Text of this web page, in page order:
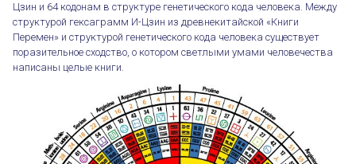
Цзин и 64 кодонам в структуре генетического кода человека. Между
структурой гексаграмм И-Цзин из древнекитайской «Книги
Перемен» и структурой генетического кода человека существует
поразительное сходство, о котором светлыми умами человечества
написаны целые книги.